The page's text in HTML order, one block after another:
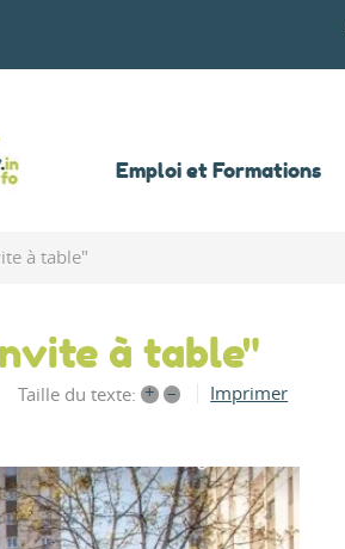
Emploi et Formations
à table"
à table"
Taille du texte: + –
Imprimer